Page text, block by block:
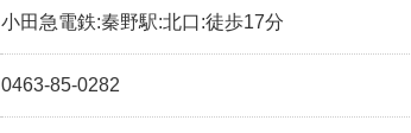
小田急電鉄:秦野駅:北口:徒歩17分
0463-85-0282